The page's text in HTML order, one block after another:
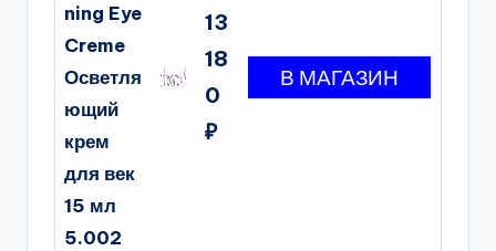
ning Eye
Creme
Осветля
ющий
крем
для век
15 мл
5.002
13
18
0
₽